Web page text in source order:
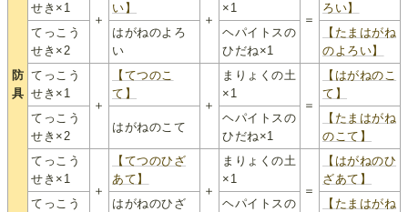
防
具
せき×1
＋
い】
＋
×1
＝
ろい】
てっこう
せき×2
はがねのよろ
い
ヘパイトスの
ひだね×1
【たまはがね
のよろい】
てっこう
せき×1
＋
【てつのこ
て】
＋
まりょくの土
×1
＝
【はがねのこ
て】
てっこう
せき×2
はがねのこて
ヘパイトスの
ひだね×1
【たまはがね
のこて】
てっこう
せき×1
＋
【てつのひざ
あて】
＋
まりょくの土
×1
＝
【はがねのひ
ざあて】
てっこう
はがねのひざ
ヘパイトスの
【たまはがね